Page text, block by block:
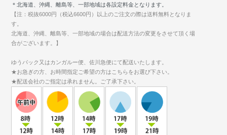
＊北海道、沖縄、離島等、一部地域は各設定料金となります。
【注：税抜6000円（税込6600円）以上のご注文の際は送料無料となりま
す。
北海道、沖縄、離島等、一部地域の場合は配送方法の変更をさせて頂く場
合がございます。】
ゆうパック又はカンガルー便、佐川急便にて配送いたします。
★お急ぎの方、お時間指定ご希望の方はこちらをお選び下さい。
★配送会社のご指定は承れません。ご了承下さい。